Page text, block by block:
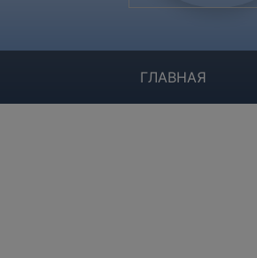
ГЛАВНАЯ